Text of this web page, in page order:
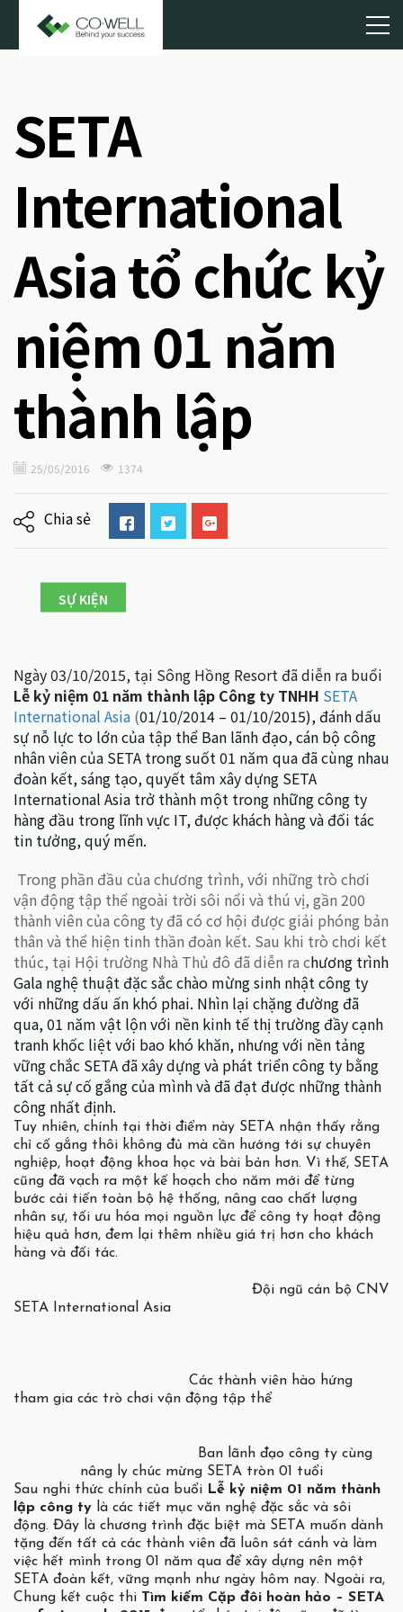
SETA
International
Asia tổ chức kỷ
niệm 01 năm
thành lập
25/05/2016 1374
Chia sẻ
SỰ KIỆN
Ngày 03/10/2015, tại Sông Hồng Resort đã diễn ra buổi
Lễ kỷ niệm 01 năm thành lập Công ty TNHH SETA
International Asia (01/10/2014 – 01/10/2015), đánh dấu
sự nỗ lực to lớn của tập thể Ban lãnh đạo, cán bộ công
nhân viên của SETA trong suốt 01 năm qua đã cùng nhau
đoàn kết, sáng tạo, quyết tâm xây dựng SETA
International Asia trở thành một trong những công ty
hàng đầu trong lĩnh vực IT, được khách hàng và đối tác
tin tưởng, quý mến.
Trong phần đầu của chương trình, với những trò chơi
vận động tập thể ngoài trời sôi nổi và thú vị, gần 200
thành viên của công ty đã có cơ hội được giải phóng bản
thân và thể hiện tinh thần đoàn kết. Sau khi trò chơi kết
thúc, tại Hội trường Nhà Thủ đô đã diễn ra chương trình
Gala nghệ thuật đặc sắc chào mừng sinh nhật công ty
với những dấu ấn khó phai. Nhìn lại chặng đường đã
qua, 01 năm vật lộn với nền kinh tế thị trường đầy cạnh
tranh khốc liệt với bao khó khăn, nhưng với nền tảng
vững chắc SETA đã xây dựng và phát triển công ty bằng
tất cả sự cố gắng của mình và đã đạt được những thành
công nhất định.
Tuy nhiên, chính tại thời điểm này SETA nhận thấy rằng
chỉ cố gắng thôi không đủ mà cần hướng tới sự chuyên
nghiệp, hoạt động khoa học và bài bản hơn. Vì thế, SETA
cũng đã vạch ra một kế hoạch cho năm mới để từng
bước cải tiến toàn bộ hệ thống, nâng cao chất lượng
nhân sự, tối ưu hóa mọi nguồn lực để công ty hoạt động
hiệu quả hơn, đem lại thêm nhiều giá trị hơn cho khách
hàng và đối tác.
Đội ngũ cán bộ CNV
SETA International Asia
Các thành viên hào hứng
tham gia các trò chơi vận động tập thể
Ban lãnh đạo công ty cùng
nâng ly chúc mừng SETA tròn 01 tuổi
Sau nghi thức chính của buổi Lễ kỷ niệm 01 năm thành
lập công ty là các tiết mục văn nghệ đặc sắc và sôi
động. Đây là chương trình đặc biệt mà SETA muốn dành
tặng đến tất cả các thành viên đã luôn sát cánh và làm
việc hết mình trong 01 năm qua để xây dựng nên một
SETA đoàn kết, vững mạnh như ngày hôm nay. Ngoài ra,
Chung kết cuộc thi Tìm kiếm Cặp đôi hoàn hảo – SETA